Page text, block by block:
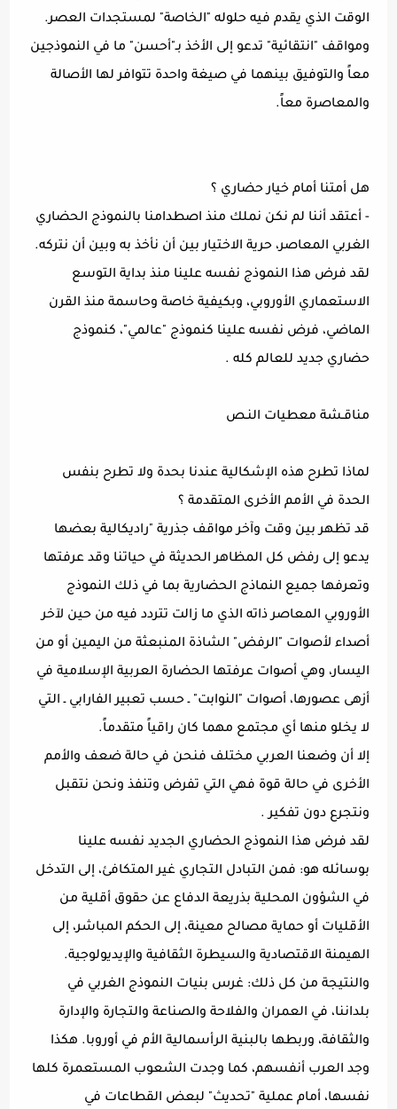
الوقت الذي يقدم فيه حلوله "الخاصة" لمستجدات العصر.
ومواقف "انتقائية" تدعو إلى الأخذ بـ"أحسن" ما في النموذجين
معاً والتوفيق بينهما في صيغة واحدة تتوافر لها الأصالة
والمعاصرة معاً.
هل أمتنا أمام خيار حضاري ؟
- أعتقد أننا لم نكن نملك منذ اصطدامنا بالنموذج الحضاري
الغربي المعاصر، حرية الاختيار بين أن نأخذ به وبين أن نتركه.
لقد فرض هذا النموذج نفسه علينا منذ بداية التوسع
الاستعماري الأوروبي، وبكيفية خاصة وحاسمة منذ القرن
الماضي، فرض نفسه علينا كنموذج "عالمي"، كنموذج
حضاري جديد للعالم كله .
مناقـشة معطيات النـص
لماذا تطرح هذه الإشكالية عندنا بحدة ولا تطرح بنفس
الحدة في الأمم الأخرى المتقدمة ؟
قد تظهر بين وقت وآخر مواقف جذرية "راديكالية بعضها
يدعو إلى رفض كل المظاهر الحديثة في حياتنا وقد عرفتها
وتعرفها جميع النماذج الحضارية بما في ذلك النموذج
الأوروبي المعاصر ذاته الذي ما زالت تتردد فيه من حين لآخر
أصداء لأصوات "الرفض" الشاذة المنبعثة من اليمين أو من
اليسار، وهي أصوات عرفتها الحضارة العربية الإسلامية في
أزهى عصورها، أصوات "النوابت" ـ حسب تعبير الفارابي ـ التي
لا يخلو منها أي مجتمع مهما كان راقياً متقدماً.
إلا أن وضعنا العربي مختلف فنحن في حالة ضعف والأمم
الأخرى في حالة قوة فهي التي تفرض وتنفذ ونحن نتقبل
ونتجرع دون تفكير .
لقد فرض هذا النموذج الحضاري الجديد نفسه علينا
بوسائله هو: فمن التبادل التجاري غير المتكافئ، إلى التدخل
في الشؤون المحلية بذريعة الدفاع عن حقوق أقلية من
الأقليات أو حماية مصالح معينة، إلى الحكم المباشر، إلى
الهيمنة الاقتصادية والسيطرة الثقافية والإيديولوجية.
والنتيجة من كل ذلك: غرس بنيات النموذج الغربي في
بلداننا، في العمران والفلاحة والصناعة والتجارة والإدارة
والثقافة، وربطها بالبنية الرأسمالية الأم في أوروبا. هكذا
وجد العرب أنفسهم، كما وجدت الشعوب المستعمرة كلها
نفسها، أمام عملية "تحديث" لبعض القطاعات في